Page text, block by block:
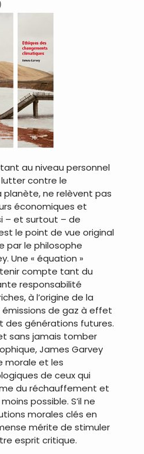
au niveau personnel
contre le
ne relèvent pas
économiques et
– et surtout – de
le point de vue original
par le philosophe
Une « équation »
compte tant du
responsabilité
à l’origine de la
de gaz à effet
des générations futures.
sans jamais tomber
James Garvey
morale et les
de ceux qui
du réchauffement et
possible. S’il ne
morales clés en
mérite de stimuler
esprit critique.